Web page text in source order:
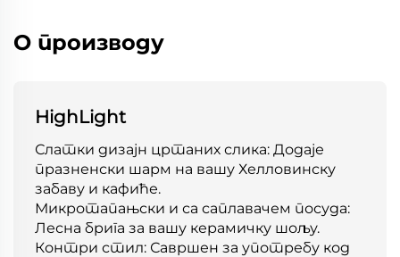
О производу
HighLight
Слатки дизајн цртаних слика: Додаје
празненски шарм на вашу Хелловинску
забаву и кафиће.
Микротапањски и са саплавачем посуда:
Лесна брига за вашу керамичку шољу.
Контри стил: Савршен за употребу код